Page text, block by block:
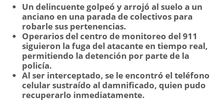
Un delincuente golpeó y arrojó al suelo a un
anciano en una parada de colectivos para
robarle sus pertenencias.
Operarios del centro de monitoreo del 911
siguieron la fuga del atacante en tiempo real,
permitiendo la detención por parte de la
policía.
Al ser interceptado, se le encontró el teléfono
celular sustraído al damnificado, quien pudo
recuperarlo inmediatamente.